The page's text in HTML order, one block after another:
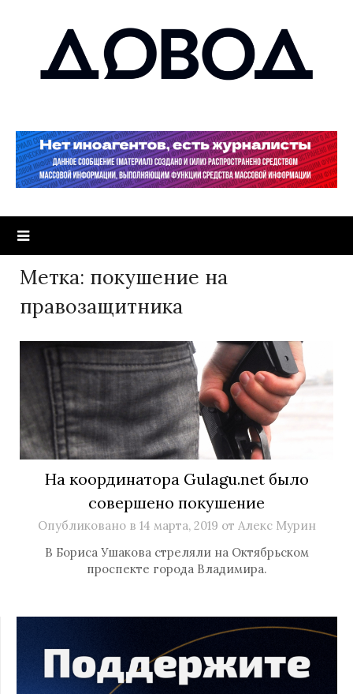
Метка: покушение на
правозащитника
На координатора Gulagu.net было
совершено покушение
Опубликовано в 14 марта, 2019 от Алекс Мурин
В Бориса Ушакова стреляли на Октябрьском
проспекте города Владимира.